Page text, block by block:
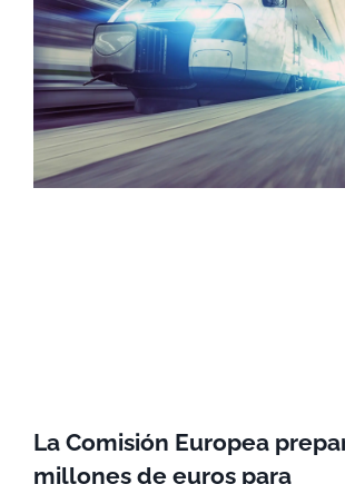
La Comisión Europea
millones de euros para